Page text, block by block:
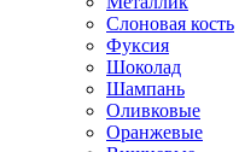
Слоновая кость
Фуксия
Шоколад
Шампань
Оливковые
Оранжевые